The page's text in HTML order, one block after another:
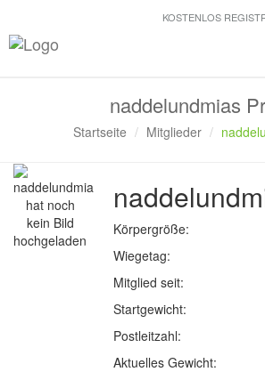
KOSTENLOS
naddelundmias
Startseite Mitglieder
Körpergröße:
Wiegetag:
Mitglied seit:
Startgewicht:
Postleitzahl:
Aktuelles Gewicht: